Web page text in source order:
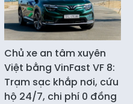
Chủ xe an tâm xuyên
Việt bằng VinFast VF 8:
Trạm sạc khắp nơi, cứu
hộ 24/7, chi phí 0 đồng